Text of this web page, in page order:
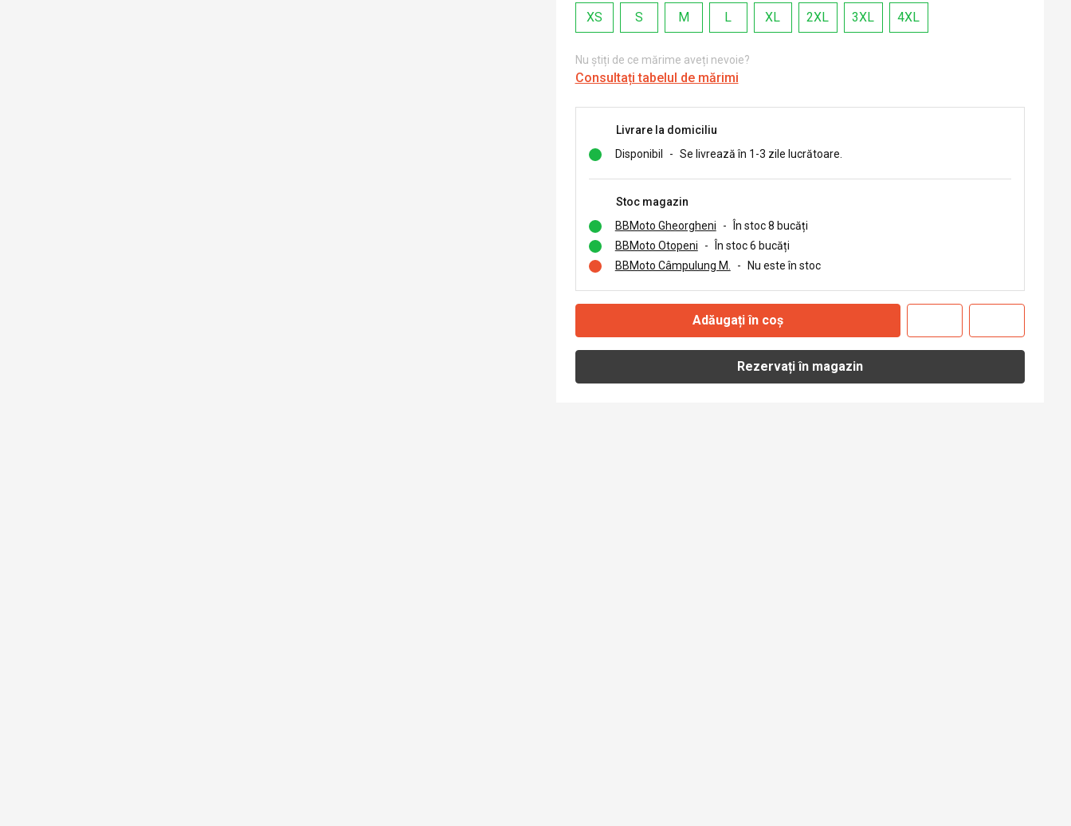
XS
S M L XL 2XL 3XL 4XL
Nu știți de ce mărime aveți nevoie?
Consultați tabelul de mărimi
Livrare la domiciliu
Disponibil
- Se livrează în 1-3 zile lucrătoare.
Stoc magazin
BBMoto Gheorgheni
-
În stoc 8 bucăți
BBMoto Otopeni
-
În stoc 6 bucăți
BBMoto Câmpulung M.
- Nu este în stoc
Adăugați în coș
Rezervați în magazin